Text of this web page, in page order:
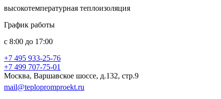
высокотемпературная теплоизоляция
График работы
с 8:00 до 17:00
+7 495 933-25-76
+7 499 707-75-01
Москва, Варшавское шоссе, д.132, стр.9
mail@teplopromproekt.ru